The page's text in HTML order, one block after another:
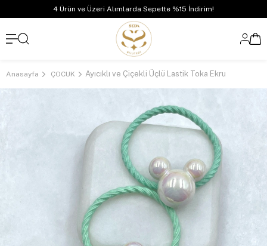
4 Ürün ve Üzeri Alımlarda Sepette %15 İndirim!
Anasayfa ÇOCUK Ayıcıklı ve Çiçekli Üçlü Lastik Toka Ekru